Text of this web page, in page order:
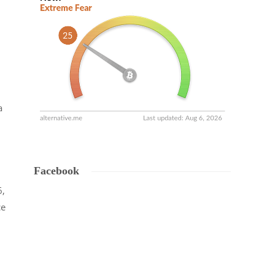
Facebook